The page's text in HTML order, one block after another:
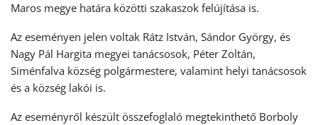
Maros megye határa közötti szakaszok felújítása is.
Az eseményen jelen voltak Rátz István, Sándor György, és
Nagy Pál Hargita megyei tanácsosok, Péter Zoltán,
Siménfalva község polgármestere, valamint helyi tanácsosok
és a község lakói is.
Az eseményről készült összefoglaló megtekinthető Borboly